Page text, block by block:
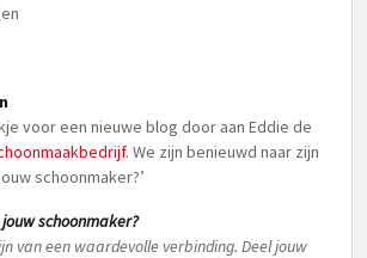
voor een nieuwe blog door aan Eddie de
. We zijn benieuwd naar zijn
schoonmaker?’
schoonmaker?
van een waardevolle verbinding. Deel jouw